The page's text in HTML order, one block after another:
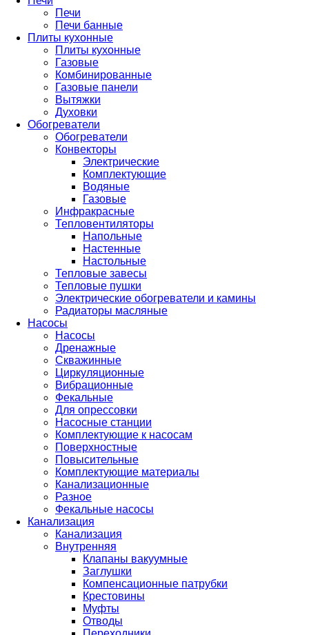
Печи
Печи банные
Плиты кухонные
Плиты кухонные
Газовые
Комбинированные
Газовые панели
Вытяжки
Духовки
Обогреватели
Обогреватели
Конвекторы
Электрические
Комплектующие
Водяные
Газовые
Инфракрасные
Тепловентиляторы
Напольные
Настенные
Настольные
Тепловые завесы
Тепловые пушки
Электрические обогреватели и камины
Радиаторы масляные
Насосы
Насосы
Дренажные
Скважинные
Циркуляционные
Вибрационные
Фекальные
Для опрессовки
Насосные станции
Комплектующие к насосам
Поверхностные
Повысительные
Комплектующие материалы
Канализационные
Разное
Фекальные насосы
Канализация
Канализация
Внутренняя
Клапаны вакуумные
Заглушки
Компенсационные патрубки
Крестовины
Муфты
Отводы